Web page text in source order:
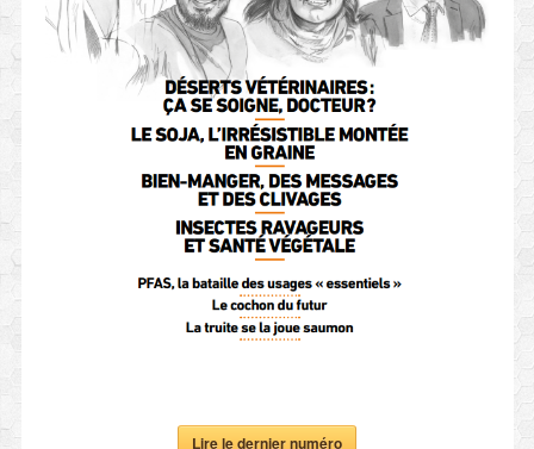
Lire le dernier numéro